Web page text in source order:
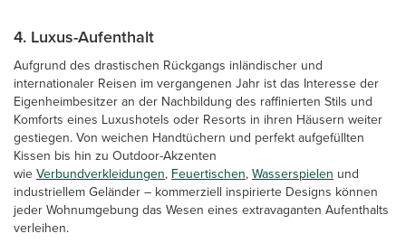
4. Luxus-Aufenthalt
Aufgrund des drastischen Rückgangs inländischer und
internationaler Reisen im vergangenen Jahr ist das Interesse der
Eigenheimbesitzer an der Nachbildung des raffinierten Stils und
Komforts eines Luxushotels oder Resorts in ihren Häusern weiter
gestiegen. Von weichen Handtüchern und perfekt aufgefüllten
Kissen bis hin zu Outdoor-Akzenten
wieVerbundverkleidungen, Feuertischen,Wasserspielen und
industriellem Geländer – kommerziell inspirierte Designs können
jeder Wohnumgebung das Wesen eines extravaganten Aufenthalts
verleihen.